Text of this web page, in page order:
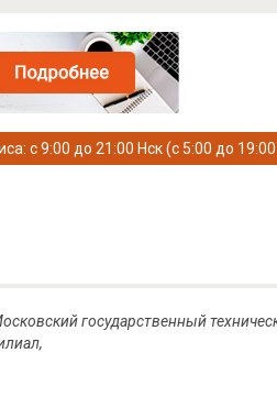
с 9:00 до 21:00 Нск (с 5:00 до
государственный